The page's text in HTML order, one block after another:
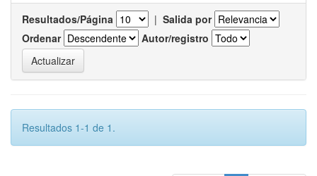
Resultados/Página | Salida por
Ordenar
Autor/registro
Resultados 1-1 de 1.